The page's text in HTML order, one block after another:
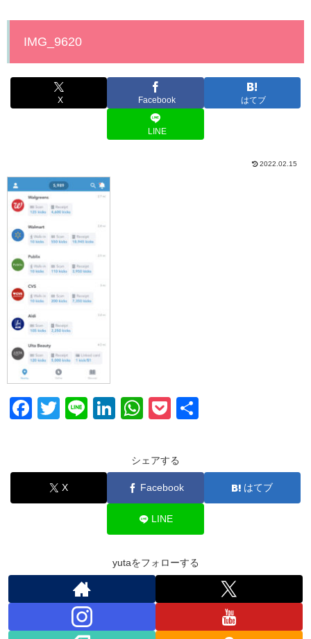
IMG_9620
X Facebook はてブ
LINE
2022.02.15
F
e
b
T
er
Li
Li
e
dI
W
at
s
A
p
p
P
ck
et
シェアする
X Facebook はてブ
LINE
yutaをフォローする